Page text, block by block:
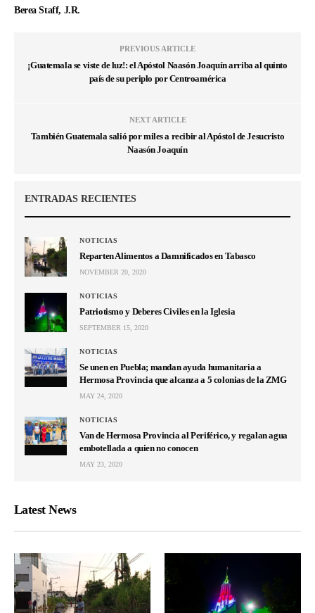
Berea Staff, J.R.
PREVIOUS ARTICLE
¡Guatemala se viste de luz!: el Apóstol Naasón Joaquín arriba al quinto
país de su periplo por Centroamérica
NEXT ARTICLE
También Guatemala salió por miles a recibir al Apóstol de Jesucristo
Naasón Joaquín
ENTRADAS RECIENTES
NOTICIAS
Reparten Alimentos a Damnificados en Tabasco
NOVEMBER 20, 2020
NOTICIAS
Patriotismo y Deberes Civiles en la Iglesia
SEPTEMBER 15, 2020
NOTICIAS
Se unen en Puebla; mandan ayuda humanitaria a
Hermosa Provincia que alcanza a 5 colonias de la ZMG
MAY 24, 2020
NOTICIAS
Van de Hermosa Provincia al Periférico, y regalan agua
embotellada a quien no conocen
MAY 23, 2020
Latest News